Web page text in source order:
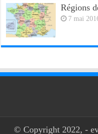
Régions
7 mai
© Copyright 2022, -